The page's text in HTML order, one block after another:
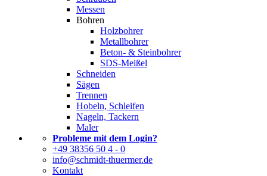
Messen
Bohren
Holzbohrer
Metallbohrer
Beton- & Steinbohrer
SDS-Meißel
Schneiden
Sägen
Trennen
Hobeln, Schleifen
Nageln, Tackern
Maler
Probleme mit dem Login?
+49 38356 50 4 - 0
info@schmidt-thuermer.de
Kontakt